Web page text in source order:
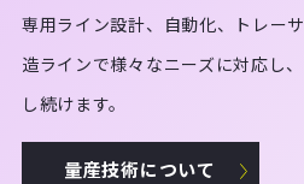
専用ライン設計、自動化、トレー
造ラインで様々なニーズに対応し
し続けます。
量産技術について